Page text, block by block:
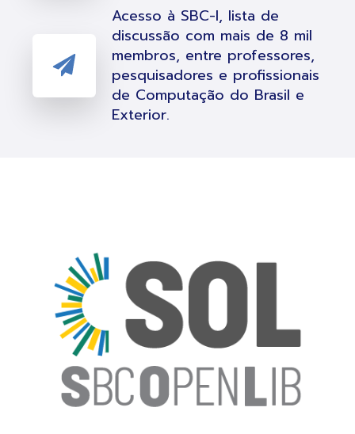
Acesso à SBC-l, lista de
discussão com mais de 8 mil
membros, entre professores,
pesquisadores e profissionais
de Computação do Brasil e
Exterior.